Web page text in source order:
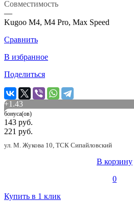
Совместимость
—
Kugoo M4, M4 Pro, Max Speed
Сравнить
В избранное
Поделиться
+1.43
бонуса(ов)
143 руб.
221 руб.
ул. М. Жукова 10, ТСК Сипайловский
В корзину
0
Купить в 1 клик